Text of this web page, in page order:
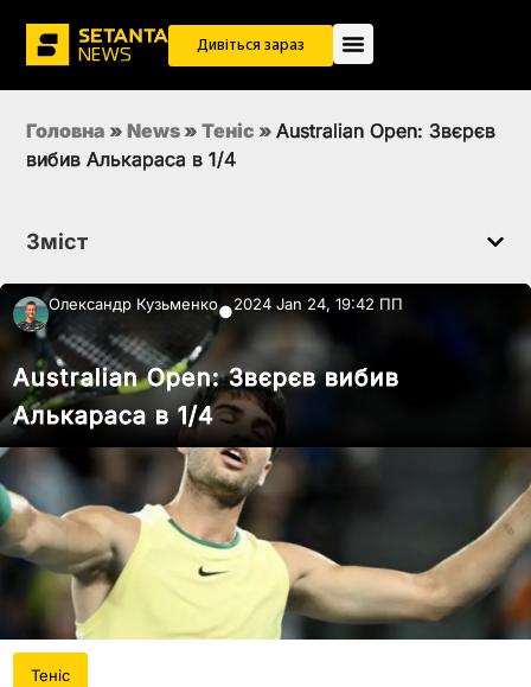
Дивіться зараз
Головна » News » Теніс » Australian Open: Звєрєв
вибив Алькараса в 1/4
Зміст
Олександр Кузьменко●2024 Jan 24, 19:42 ПП
Australian Open: Звєрєв вибив
Алькараса в 1/4
Теніс